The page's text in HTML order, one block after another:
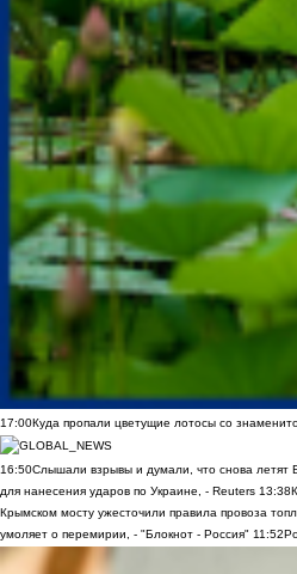
17:00Куда пропали цветущие лотосы со
16:50Слышали взрывы и думали, что снова летят
для нанесения ударов по Украине, - Reuters 13:38
Крымском мосту ужесточили правила провоза
умоляет о перемирии, - "Блокнот - Россия" 11:52